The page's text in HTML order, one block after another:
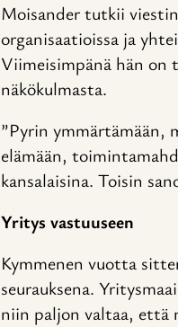
Moisander tutkii
organisaatioissa ja
Viimeisimpänä hän on
näkökulmasta.
”Pyrin ymmärtämään,
elämään,
kansalaisina. Toisin
Yritys vastuuseen
Kymmenen vuotta
seurauksena.
niin paljon valtaa, että